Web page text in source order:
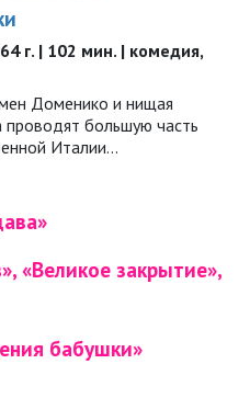
г. | 102 мин. | комедия,
Доменико и нищая
большую часть
Италии…
«Великое закрытие»,
бабушки»